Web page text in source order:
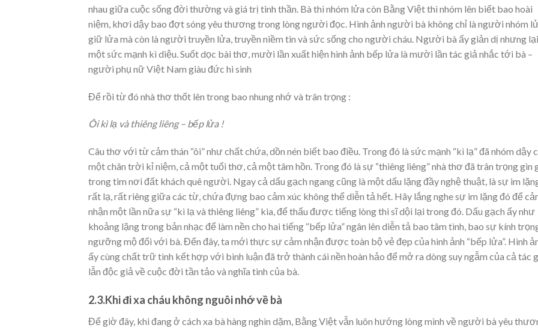
nhau giữa cuộc sống đời thường và giá trị tinh thần. Bà thì nhóm lửa còn Bằng Việt thì nhóm lên biết bao hoài
niệm, khơi dậy bao đợt sóng yêu thương trong lòng người đọc. Hình ảnh người bà không chỉ là người nhóm
giữ lửa mà còn là người truyền lửa, truyền niềm tin và sức sống cho người cháu. Người bà ấy giản dị nhưng
một sức mạnh kì diệu. Suốt dọc bài thơ, mười lần xuất hiện hình ảnh bếp lửa là mười lần tác giả nhắc tới bà –
người phụ nữ Việt Nam giàu đức hi sinh
Để rồi từ đó nhà thơ thốt lên trong bao nhung nhớ và trân trọng :
Ôi kì lạ và thiêng liêng – bếp lửa !
Câu thơ với từ cảm thán “ôi” như chất chứa, dồn nén biết bao điều. Trong đó là sức mạnh “kì lạ” đã nhóm dậy
một chân trời kỉ niệm, cả một tuổi thơ, cả một tâm hồn. Trong đó là sự “thiêng liêng” nhà thơ đã trân trọng gìn
trong tim nơi đất khách quê người. Ngay cả dấu gạch ngang cũng là một dấu lặng đầy nghệ thuật, là sự im
rất lạ, rất riêng giữa các từ, chứa đựng bao cảm xúc không thể diễn tả hết. Hãy lắng nghe sự im lặng đó để
nhận một lần nữa sự “kì lạ và thiêng liêng” kia, để thấu được tiếng lòng thi sĩ dội lại trong đó. Dấu gạch ấy như
khoảng lặng trong bản nhạc để làm nền cho hai tiếng “bếp lửa” ngân lên diễn tả bao tâm tình, bao sự kính
ngưỡng mộ đối với bà. Đến đây, ta mới thực sự cảm nhận được toàn bộ vẻ đẹp của hình ảnh “bếp lửa”. Hình
ấy cùng chất trữ tình kết hợp với bình luận đã trở thành cái nền hoàn hảo để mở ra dòng suy ngẫm của cả tác
lẫn độc giả về cuộc đời tần tảo và nghĩa tình của bà.
2.3.Khi đi xa cháu không nguôi nhớ về bà
Để giờ đây, khi đang ở cách xa bà hàng nghìn dặm, Bằng Việt vẫn luôn hướng lòng mình về người bà yêu